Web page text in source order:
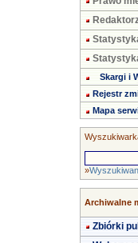
Skargi i
Rejestr
Mapa
»
Archiwalne
Zbiórki